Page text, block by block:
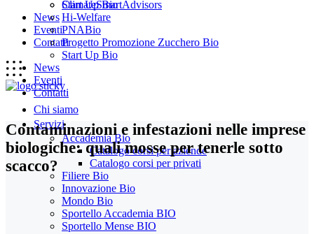
Start Up Bio
News
Eventi
Contatti
Chi siamo
Servizi
Accademia Bio
Catalogo corsi per aziende
Catalogo corsi per privati
Filiere Bio
Innovazione Bio
Mondo Bio
Sportello Accademia BIO
Sportello Mense BIO
ClimateSmartAdvisors
Hi-Welfare
PNABio
Progetto Promozione Zucchero Bio
Start Up Bio
News
Eventi
Contatti
Contaminazioni e infestazioni nelle imprese
biologiche: quali mosse per tenerle sotto
scacco?